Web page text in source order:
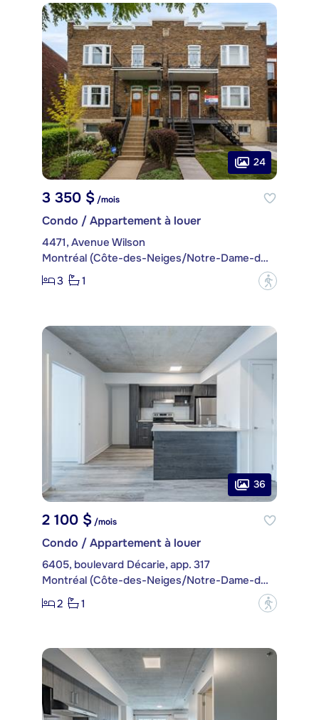
24
3 350 $ /mois
Condo / Appartement à louer
4471, Avenue Wilson
Montréal (Côte-des-Neiges/Notre-Dame-de-Grâce)
3
1 ?
36
2 100 $/mois
Condo / Appartement à louer
6405, boulevard Décarie, app. 317
Montréal (Côte-des-Neiges/Notre-Dame-de-Grâce)
2
1 ?